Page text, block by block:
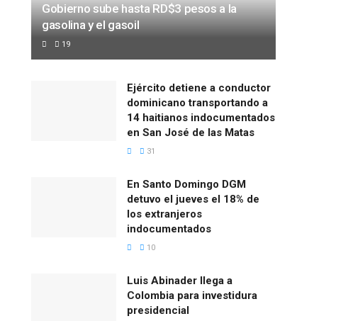
Gobierno sube hasta RD$3 pesos a la
gasolina y el gasoil
19
Ejército detiene a conductor
dominicano transportando a
14 haitianos indocumentados
en San José de las Matas
31
En Santo Domingo DGM
detuvo el jueves el 18% de
los extranjeros
indocumentados
10
Luis Abinader llega a
Colombia para investidura
presidencial